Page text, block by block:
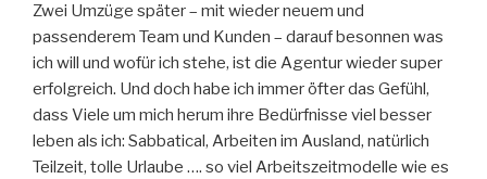
Zwei Umzüge später – mit wieder neuem und
passenderem Team und Kunden – darauf besonnen was
ich will und wofür ich stehe, ist die Agentur wieder super
erfolgreich. Und doch habe ich immer öfter das Gefühl,
dass Viele um mich herum ihre Bedürfnisse viel besser
leben als ich: Sabbatical, Arbeiten im Ausland, natürlich
Teilzeit, tolle Urlaube …. so viel Arbeitszeitmodelle wie es